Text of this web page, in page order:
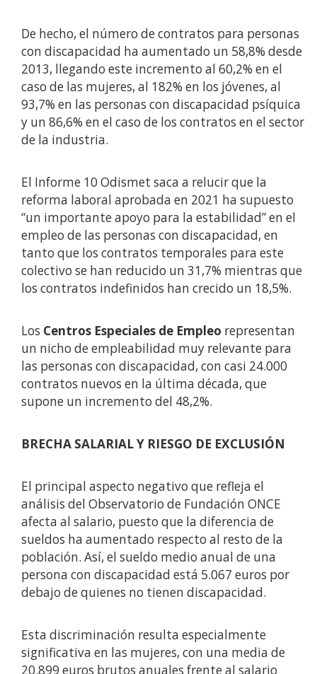
De hecho, el número de contratos para personas
con discapacidad ha aumentado un 58,8% desde
2013, llegando este incremento al 60,2% en el
caso de las mujeres, al 182% en los jóvenes, al
93,7% en las personas con discapacidad psíquica
y un 86,6% en el caso de los contratos en el sector
de la industria.
El Informe 10 Odismet saca a relucir que la
reforma laboral aprobada en 2021 ha supuesto
“un importante apoyo para la estabilidad” en el
empleo de las personas con discapacidad, en
tanto que los contratos temporales para este
colectivo se han reducido un 31,7% mientras que
los contratos indefinidos han crecido un 18,5%.
Los Centros Especiales de Empleo representan
un nicho de empleabilidad muy relevante para
las personas con discapacidad, con casi 24.000
contratos nuevos en la última década, que
supone un incremento del 48,2%.
BRECHA SALARIAL Y RIESGO DE EXCLUSIÓN
El principal aspecto negativo que refleja el
análisis del Observatorio de Fundación ONCE
afecta al salario, puesto que la diferencia de
sueldos ha aumentado respecto al resto de la
población. Así, el sueldo medio anual de una
persona con discapacidad está 5.067 euros por
debajo de quienes no tienen discapacidad.
Esta discriminación resulta especialmente
significativa en las mujeres, con una media de
20.899 euros brutos anuales frente al salario